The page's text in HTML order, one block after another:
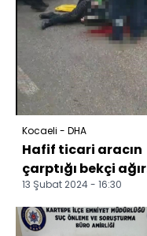
Kocaeli - DHA
Hafif ticari aracın
çarptığı bekçi ağır
yaralandı; o anlar
kamerada
13 Şubat 2024 - 16:30